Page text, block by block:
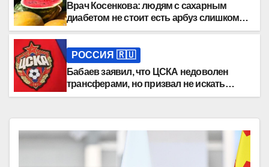
Врач Косенкова: людям с сахарным
диабетом не стоит есть арбуз слишком
часто
РОССИЯ 🇷🇺
Бабаев заявил, что ЦСКА недоволен
трансферами, но призвал не искать
крайних